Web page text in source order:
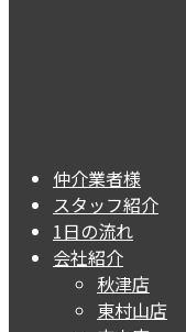
仲介業者様
スタッフ紹介
1日の流れ
会社紹介
秋津店
東村山店